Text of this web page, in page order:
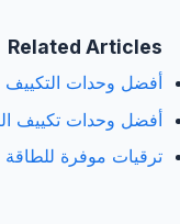
Related Articles
أفضل وحدات التكييف
أفضل وحدات تكييف
ترقيات موفرة للطاقة